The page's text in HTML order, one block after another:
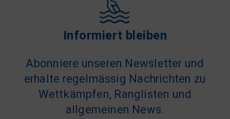
Informiert bleiben
Abonniere unseren Newsletter und
erhalte regelmässig Nachrichten zu
Wettkämpfen, Ranglisten und
allgemeinen News.